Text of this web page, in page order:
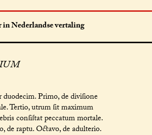
in Nederlandse vertaling
Primo, de diviſione
Tertio, utrum ſit maximum
conſiſtat peccatum mortale.
de raptu. Octavo, de adulterio.